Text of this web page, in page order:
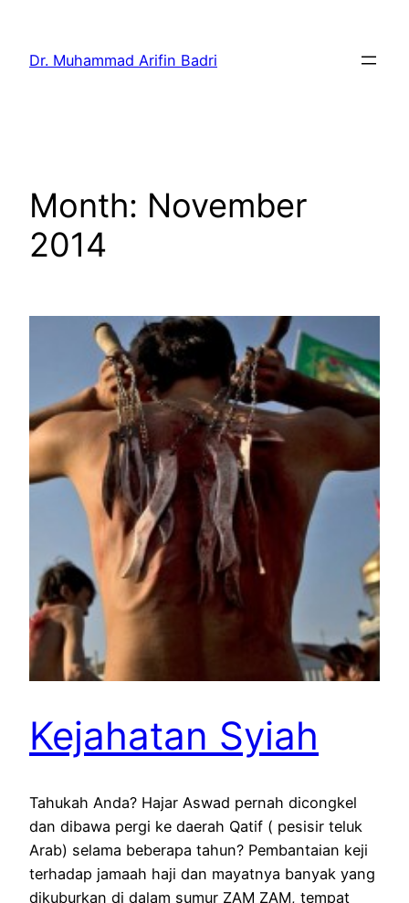
content
Dr. Muhammad Arifin Badri
Month: November
2014
Kejahatan Syiah
Tahukah Anda? Hajar Aswad pernah dicongkel
dan dibawa pergi ke daerah Qatif ( pesisir teluk
Arab) selama beberapa tahun? Pembantaian keji
terhadap jamaah haji dan mayatnya banyak yang
dikuburkan di dalam sumur ZAM ZAM, tempat